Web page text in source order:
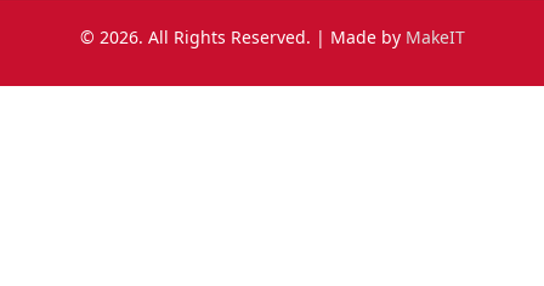
© 2026. All Rights Reserved. | Made by MakeIT